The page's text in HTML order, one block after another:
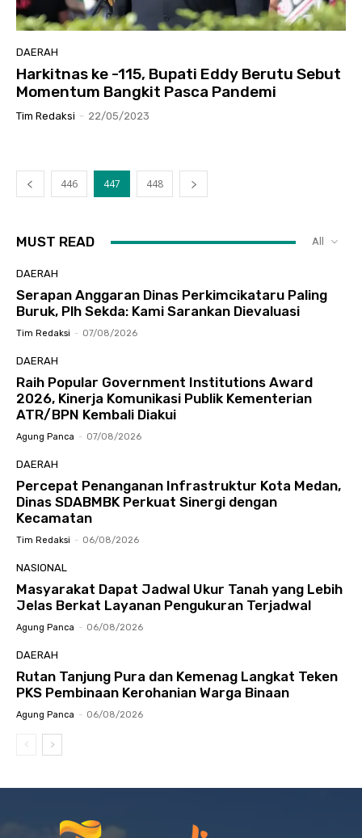
DAERAH
Harkitnas ke -115, Bupati Eddy Berutu Sebut
Momentum Bangkit Pasca Pandemi
Tim Redaksi - 22/05/2023
446 447 448
MUST READ All
DAERAH
Serapan Anggaran Dinas Perkimcikataru Paling
Buruk, Plh Sekda: Kami Sarankan Dievaluasi
Tim Redaksi - 07/08/2026
DAERAH
Raih Popular Government Institutions Award
2026, Kinerja Komunikasi Publik Kementerian
ATR/BPN Kembali Diakui
Agung Panca - 07/08/2026
DAERAH
Percepat Penanganan Infrastruktur Kota Medan,
Dinas SDABMBK Perkuat Sinergi dengan
Kecamatan
Tim Redaksi - 06/08/2026
NASIONAL
Masyarakat Dapat Jadwal Ukur Tanah yang Lebih
Jelas Berkat Layanan Pengukuran Terjadwal
Agung Panca - 06/08/2026
DAERAH
Rutan Tanjung Pura dan Kemenag Langkat Teken
PKS Pembinaan Kerohanian Warga Binaan
Agung Panca - 06/08/2026